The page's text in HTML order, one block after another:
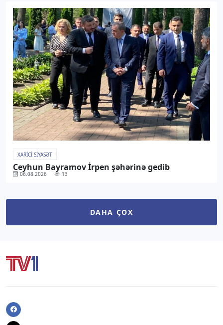
XARICI SIYASƏT
Ceyhun Bayramov İrpen şəhərinə gedib
06.08.2026 13
DAHA ÇOX
Facebook